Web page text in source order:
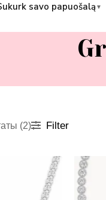
savo papuošalą ▼
(2)Цены:Filter
Диапазон
7800,00 €